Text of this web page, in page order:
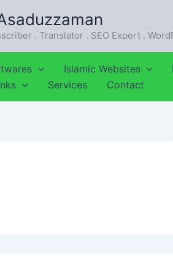
. Translator . SEO Expert .
Islamic Websites
Services Contact